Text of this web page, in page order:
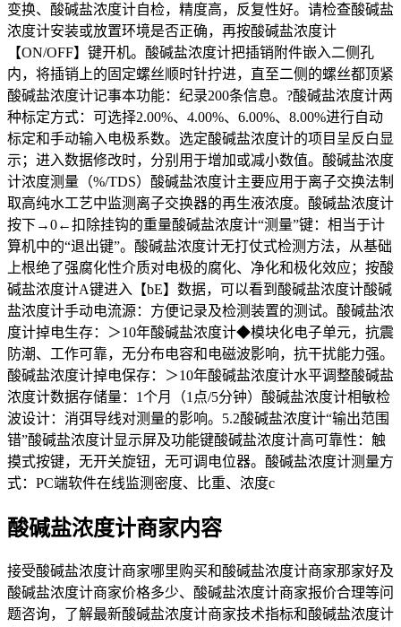
变换、酸碱盐浓度计自检，精度高，反复性好。请检查酸碱盐
浓度计安装或放置环境是否正确，再按酸碱盐浓度计
【ON/OFF】键开机。酸碱盐浓度计把插销附件嵌入二侧孔
内，将插销上的固定螺丝顺时针拧进，直至二侧的螺丝都顶紧
酸碱盐浓度计记事本功能：纪录200条信息。?酸碱盐浓度计两
种标定方式：可选择2.00%、4.00%、6.00%、8.00%进行自动
标定和手动输入电极系数。选定酸碱盐浓度计的项目呈反白显
示；进入数据修改时，分别用于增加或减小数值。酸碱盐浓度
计浓度测量（%/TDS）酸碱盐浓度计主要应用于离子交换法制
取高纯水工艺中监测离子交换器的再生液浓度。酸碱盐浓度计
按下→0←扣除挂钩的重量酸碱盐浓度计“测量”键：相当于计
算机中的“退出键”。酸碱盐浓度计无打仗式检测方法，从基础
上根绝了强腐化性介质对电极的腐化、净化和极化效应；按酸
碱盐浓度计A键进入【bE】数据，可以看到酸碱盐浓度计酸碱
盐浓度计手动电流源：方便记录及检测装置的测试。酸碱盐浓
度计掉电生存：＞10年酸碱盐浓度计◆模块化电子单元，抗震
防潮、工作可靠，无分布电容和电磁波影响，抗干扰能力强。
酸碱盐浓度计掉电保存：＞10年酸碱盐浓度计水平调整酸碱盐
浓度计数据存储量：1个月（1点/5分钟）酸碱盐浓度计相敏检
波设计：消弭导线对测量的影响。5.2酸碱盐浓度计“输出范围
错”酸碱盐浓度计显示屏及功能键酸碱盐浓度计高可靠性：触
摸式按键，无开关旋钮，无可调电位器。酸碱盐浓度计测量方
式：PC端软件在线监测密度、比重、浓度c
酸碱盐浓度计商家内容
接受酸碱盐浓度计商家哪里购买和酸碱盐浓度计商家那家好及
酸碱盐浓度计商家价格多少、酸碱盐浓度计商家报价合理等问
题咨询，了解最新酸碱盐浓度计商家技术指标和酸碱盐浓度计